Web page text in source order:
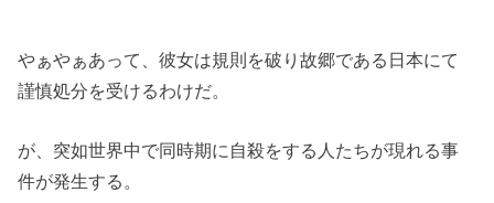
やぁやぁあって、彼女は規則を破り故郷である日本にて
謹慎処分を受けるわけだ。
が、突如世界中で同時期に自殺をする人たちが現れる事
件が発生する。